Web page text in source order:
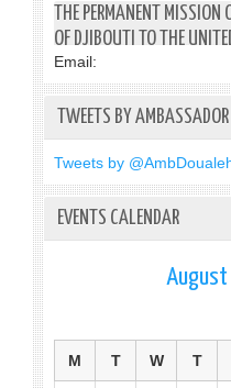
THE PERMANENT MISSION
OF DJIBOUTI TO THE
Email:
TWEETS BY AMBASSADOR
Tweets by
EVENTS CALENDAR
August
M T W T